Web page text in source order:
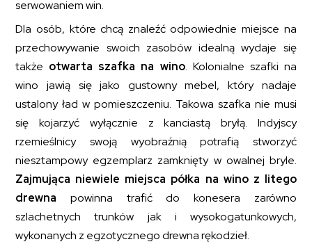
serwowaniem win.
Dla osób, które chcą znaleźć odpowiednie miejsce na
przechowywanie swoich zasobów idealną wydaje się
także otwarta szafka na wino. Kolonialne szafki na
wino jawią się jako gustowny mebel, który nadaje
ustalony ład w pomieszczeniu. Takowa szafka nie musi
się kojarzyć wyłącznie z kanciastą bryłą. Indyjscy
rzemieślnicy swoją wyobraźnią potrafią stworzyć
niesztampowy egzemplarz zamknięty w owalnej bryle.
Zajmująca niewiele miejsca półka na wino z litego
drewna powinna trafić do konesera zarówno
szlachetnych trunków jak i wysokogatunkowych,
wykonanych z egzotycznego drewna rękodzieł.